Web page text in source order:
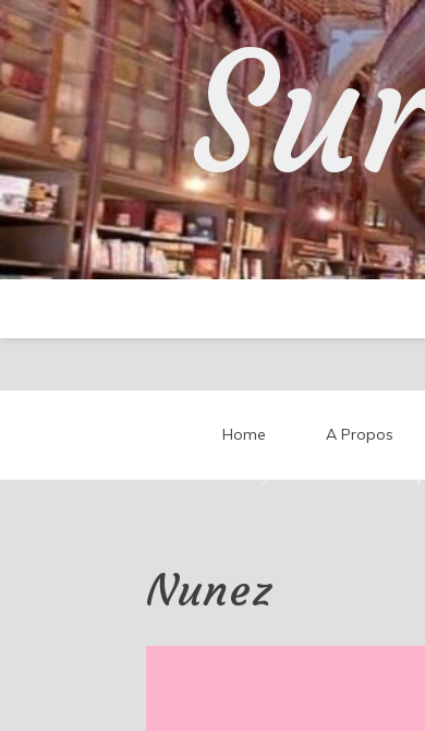
Skip
to
content
Home A Propos
Nunez